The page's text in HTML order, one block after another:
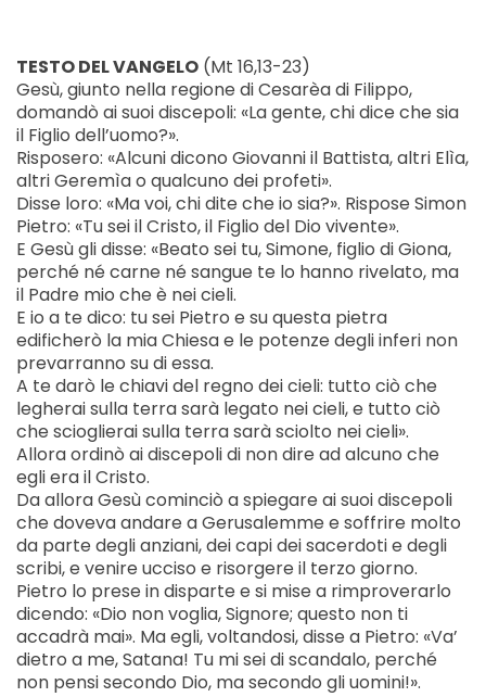
TESTO DEL VANGELO (Mt 16,13-23)
Gesù, giunto nella regione di Cesarèa di Filippo,
domandò ai suoi discepoli: «La gente, chi dice che sia
il Figlio dell’uomo?».
Risposero: «Alcuni dicono Giovanni il Battista, altri Elìa,
altri Geremìa o qualcuno dei profeti».
Disse loro: «Ma voi, chi dite che io sia?». Rispose Simon
Pietro: «Tu sei il Cristo, il Figlio del Dio vivente».
E Gesù gli disse: «Beato sei tu, Simone, figlio di Giona,
perché né carne né sangue te lo hanno rivelato, ma
il Padre mio che è nei cieli.
E io a te dico: tu sei Pietro e su questa pietra
edificherò la mia Chiesa e le potenze degli inferi non
prevarranno su di essa.
A te darò le chiavi del regno dei cieli: tutto ciò che
legherai sulla terra sarà legato nei cieli, e tutto ciò
che scioglierai sulla terra sarà sciolto nei cieli».
Allora ordinò ai discepoli di non dire ad alcuno che
egli era il Cristo.
Da allora Gesù cominciò a spiegare ai suoi discepoli
che doveva andare a Gerusalemme e soffrire molto
da parte degli anziani, dei capi dei sacerdoti e degli
scribi, e venire ucciso e risorgere il terzo giorno.
Pietro lo prese in disparte e si mise a rimproverarlo
dicendo: «Dio non voglia, Signore; questo non ti
accadrà mai». Ma egli, voltandosi, disse a Pietro: «Va’
dietro a me, Satana! Tu mi sei di scandalo, perché
non pensi secondo Dio, ma secondo gli uomini!».